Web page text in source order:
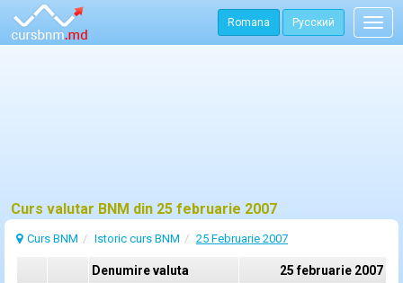
Romana Русский
Curs valutar BNM din 25 februarie 2007
Curs BNM Istoric curs BNM 25 Februarie 2007
Denumire valuta
25 februarie 2007